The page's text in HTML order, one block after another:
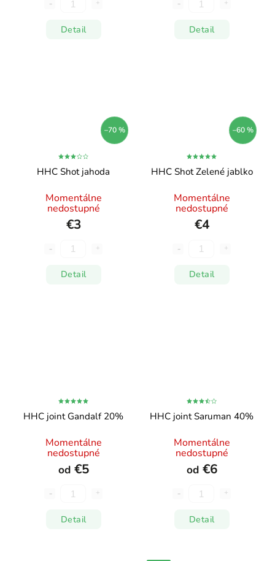
Detail Detail
–70 %
HHC Shot jahoda
Momentálne
nedostupné
€3
Detail
–60 %
HHC Shot Zelené jablko
Momentálne
nedostupné
€4
Detail
HHC joint Gandalf 20%
Momentálne
nedostupné
od€5
Detail
HHC joint Saruman 40%
Momentálne
nedostupné
od€6
Detail